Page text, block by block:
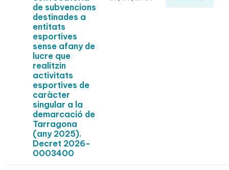
de subvencions
destinades a
entitats
esportives
sense afany de
lucre que
realitzin
activitats
esportives de
caràcter
singular a la
demarcació de
Tarragona
(any 2025).
Decret 2026-
0003400